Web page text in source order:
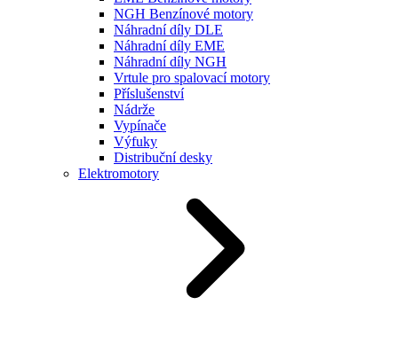
NGH Benzínové motory
Náhradní díly DLE
Náhradní díly EME
Náhradní díly NGH
Vrtule pro spalovací motory
Příslušenství
Nádrže
Vypínače
Výfuky
Distribuční desky
Elektromotory